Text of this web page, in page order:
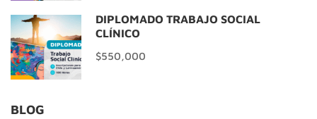
DIPLOMADO TRABAJO SOCIAL
CLÍNICO
$550,000
BLOG